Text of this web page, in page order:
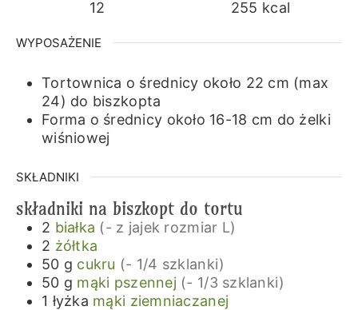
12 255 kcal
WYPOSAŻENIE
Tortownica o średnicy około 22 cm (max
24) do biszkopta
Forma o średnicy około 16-18 cm do żelki
wiśniowej
SKŁADNIKI
składniki na biszkopt do tortu
2 białka (- z jajek rozmiar L)
2 żółtka
50 g cukru (- 1/4 szklanki)
50 g mąki pszennej (- 1/3 szklanki)
1 łyżka mąki ziemniaczanej